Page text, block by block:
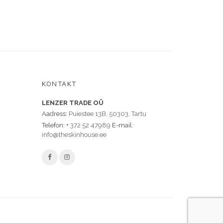
KONTAKT
LENZER TRADE OÜ
Aadress: Puiestee 13B, 50303, Tartu
Telefon: + 372 52 47989 E-mail:
info@theskinhouse.ee